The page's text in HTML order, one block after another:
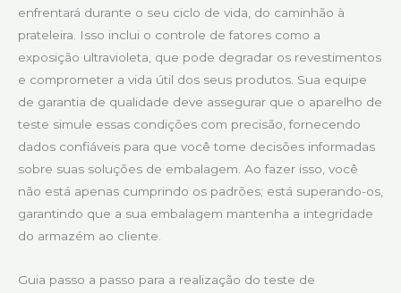
enfrentará durante o seu ciclo de vida, do caminhão à
prateleira. Isso inclui o controle de fatores como a
exposição ultravioleta, que pode degradar os revestimentos
e comprometer a vida útil dos seus produtos. Sua equipe
de garantia de qualidade deve assegurar que o aparelho de
teste simule essas condições com precisão, fornecendo
dados confiáveis para que você tome decisões informadas
sobre suas soluções de embalagem. Ao fazer isso, você
não está apenas cumprindo os padrões; está superando-os,
garantindo que a sua embalagem mantenha a integridade
do armazém ao cliente.
Guia passo a passo para a realização do teste de